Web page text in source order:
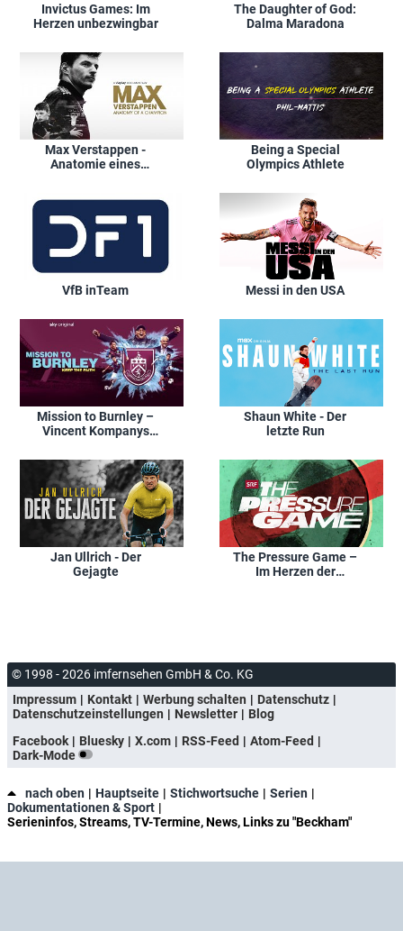
Invictus Games: Im
Herzen unbezwingbar
The Daughter of God:
Dalma Maradona
Max Verstappen -
Anatomie eines
Being a Special
Olympics Athlete
VfB inTeam Messi in den USA
Mission to Burnley –
Vincent Kompanys
Shaun White - Der
letzte Run
Jan Ullrich - Der
Gejagte
The Pressure Game –
Im Herzen der
© 1998 - 2026 imfernsehen GmbH & Co. KG
Impressum
Kontakt Werbung schalten
Datenschutz
Datenschutzeinstellungen
Newsletter
Blog
Facebook
Bluesky X.com RSS-Feed
Atom-Feed
Dark-Mode
nach oben Hauptseite Stichwortsuche
Serien
Dokumentationen & Sport
Serieninfos, Streams, TV-Termine, News, Links zu "Beckham"